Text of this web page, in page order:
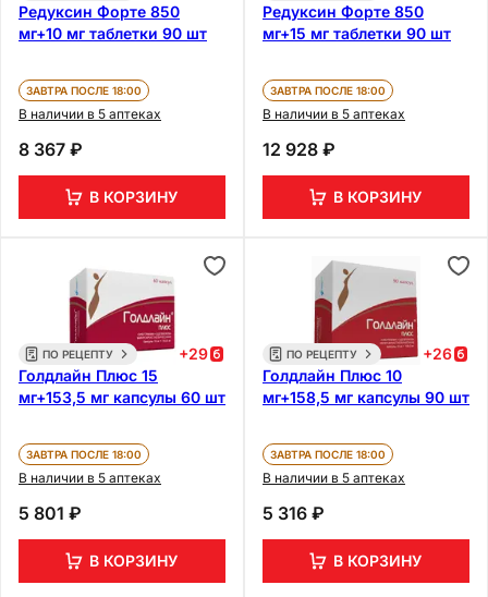
Редуксин Форте 850
мг+10 мг таблетки 90 шт
ЗАВТРА ПОСЛЕ 18:00
В наличии в 5 аптеках
8 367 ₽
В КОРЗИНУ
Редуксин Форте 850
мг+15 мг таблетки 90 шт
ЗАВТРА ПОСЛЕ 18:00
В наличии в 5 аптеках
12 928 ₽
В КОРЗИНУ
ПО РЕЦЕПТУ +29
Голдлайн Плюс 15
мг+153,5 мг капсулы 60 шт
ЗАВТРА ПОСЛЕ 18:00
В наличии в 5 аптеках
5 801 ₽
В КОРЗИНУ
ПО РЕЦЕПТУ +26
Голдлайн Плюс 10
мг+158,5 мг капсулы 90 шт
ЗАВТРА ПОСЛЕ 18:00
В наличии в 5 аптеках
5 316 ₽
В КОРЗИНУ